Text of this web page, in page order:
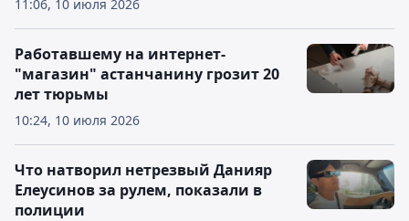
11:06, 10 июля 2026
10:24, 10 июля 2026
Работавшему на интернет-
"магазин" астанчанину грозит 20
лет тюрьмы
Что натворил нетрезвый Данияр
Елеусинов за рулем, показали в
полиции